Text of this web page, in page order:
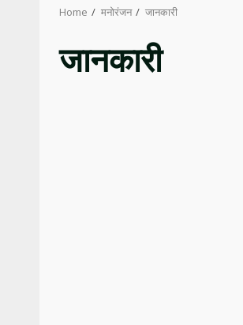
Home मनोरंजन जानकारी
जानकारी